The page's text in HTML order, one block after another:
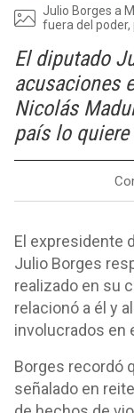
Julio Borges a
fuera del poder,
El diputado
acusaciones
Nicolás
país lo
El expresidente
Julio Borges
realizado en su
relacionó a él y
involucrados en
Borges recordó
señalado en